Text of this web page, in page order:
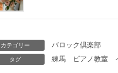
カテゴリー バロック倶楽部
タグ 練馬 ピアノ教室